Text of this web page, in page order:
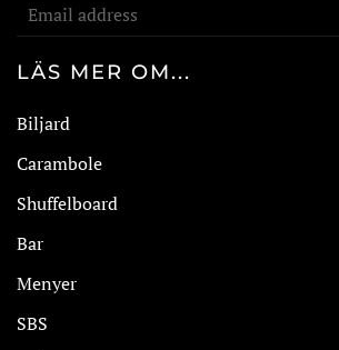
LÄS MER OM...
Biljard
Carambole
Shuffelboard
Bar
Menyer
SBS